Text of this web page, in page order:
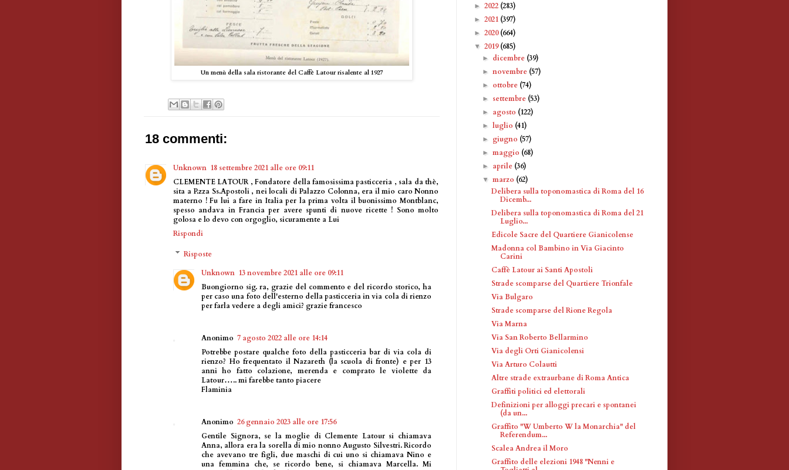
Un menù della sala ristorante del Caffè Latour risalente al 1927
18 commenti:
Unknown 18 settembre 2021 alle ore 09:11
CLEMENTE LATOUR , Fondatore della famosissima pasticceria , sala da thè,
sita a P.zza Ss.Apostoli , nei locali di Palazzo Colonna, era il mio caro Nonno
materno ! Fu lui a fare in Italia per la prima volta il buonissimo Montblanc,
spesso andava in Francia per avere spunti di nuove ricette ! Sono molto
golosa e lo devo con orgoglio, sicuramente a Lui
Rispondi
Risposte
Unknown 13 novembre 2021 alle ore 09:11
Buongiorno sig. ra, grazie del commento e del ricordo storico, ha
per caso una foto dell'esterno della pasticceria in via cola di rienzo
per farla vedere a degli amici? grazie francesco
Anonimo 7 agosto 2022 alle ore 14:14
Potrebbe postare qualche foto della pasticceria bar di via cola di
rienzo? Ho frequentato il Nazareth (la scuola di fronte) e per 13
anni ho fatto colazione, merenda e comprato le violette da
Latour….. mi farebbe tanto piacere
Flaminia
Anonimo 26 gennaio 2023 alle ore 17:56
Gentile Signora, se la moglie di Clemente Latour si chiamava
Anna, allora era la sorella di mio nonno Augusto Silvestri. Ricordo
che avevano tre figli, due maschi di cui uno si chiamava Nino e
una femmina che, se ricordo bene, si chiamava Marcella. Mi
► 2022 (283)
► 2021 (397)
► 2020(664)
▼ 2019(685)
► dicembre (39)
►novembre (57)
► ottobre (74)
► settembre (53)
► agosto (122)
►luglio (41)
► giugno (57)
►maggio (68)
► aprile (36)
▼marzo (62)
Delibera sulla toponomastica di Roma del 16
Dicemb...
Delibera sulla toponomastica di Roma del 21
Luglio...
Edicole Sacre del Quartiere Gianicolense
Madonna col Bambino in Via Giacinto
Carini
Caffè Latour ai Santi Apostoli
Strade scomparse del Quartiere Trionfale
Via Bulgaro
Strade scomparse del Rione Regola
Via Marna
Via San Roberto Bellarmino
Via degli Orti Gianicolensi
Via Arturo Colautti
Altre strade extraurbane di Roma Antica
Graffiti politici ed elettorali
Definizioni per alloggi precari e spontanei
(da un...
Graffito "W Umberto W la Monarchia" del
Referendum...
Scalea Andrea il Moro
Graffito delle elezioni 1948 "Nenni e